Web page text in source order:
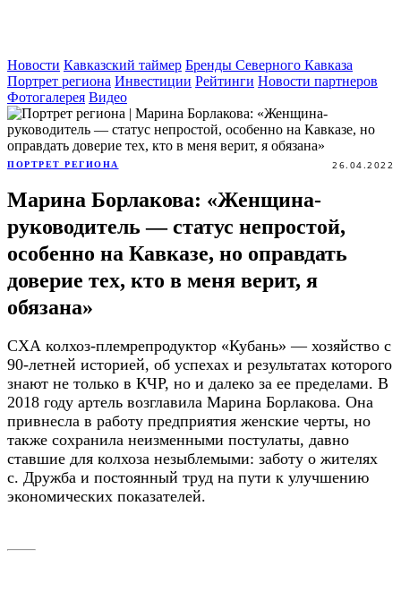
Новости Кавказский таймер Бренды Северного Кавказа
Портрет региона Инвестиции Рейтинги Новости партнеров
Фотогалерея Видео
ПОРТРЕТ РЕГИОНА 26.04.2022
Марина Борлакова: «Женщина-
руководитель — статус непростой,
особенно на Кавказе, но оправдать
доверие тех, кто в меня верит, я
обязана»
СХА колхоз-племрепродуктор «Кубань» — хозяйство с
90-летней историей, об успехах и результатах которого
знают не только в КЧР, но и далеко за ее пределами. В
2018 году артель возглавила Марина Борлакова. Она
привнесла в работу предприятия женские черты, но
также сохранила неизменными постулаты, давно
ставшие для колхоза незыблемыми: заботу о жителях
с. Дружба и постоянный труд на пути к улучшению
экономических показателей.